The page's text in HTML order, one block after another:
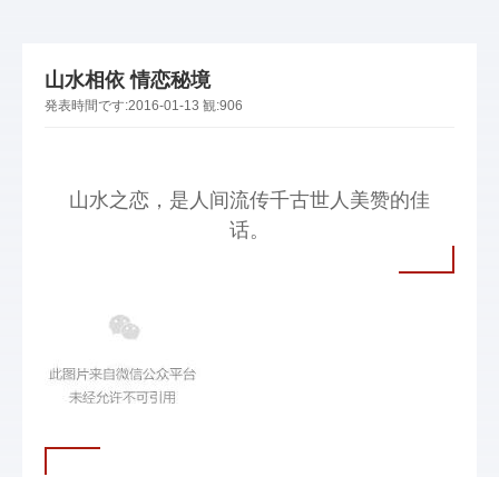
山水相依 情恋秘境
発表時間です:2016-01-13 観:906
山水之恋，是人间流传千古世人美赞的佳
话。